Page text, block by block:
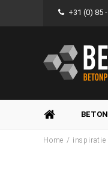
+31 (0) 85
Home / inspiratie